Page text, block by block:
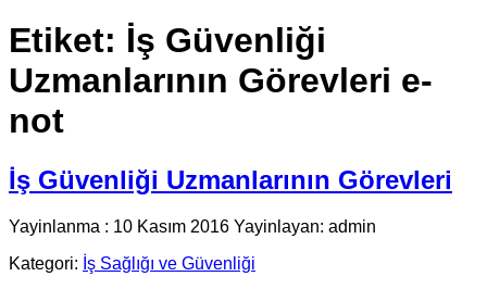
Etiket: İş Güvenliği
Uzmanlarının Görevleri e-
not
İş Güvenliği Uzmanlarının Görevleri
Yayinlanma : 10 Kasım 2016 Yayinlayan: admin
Kategori: İş Sağlığı ve Güvenliği